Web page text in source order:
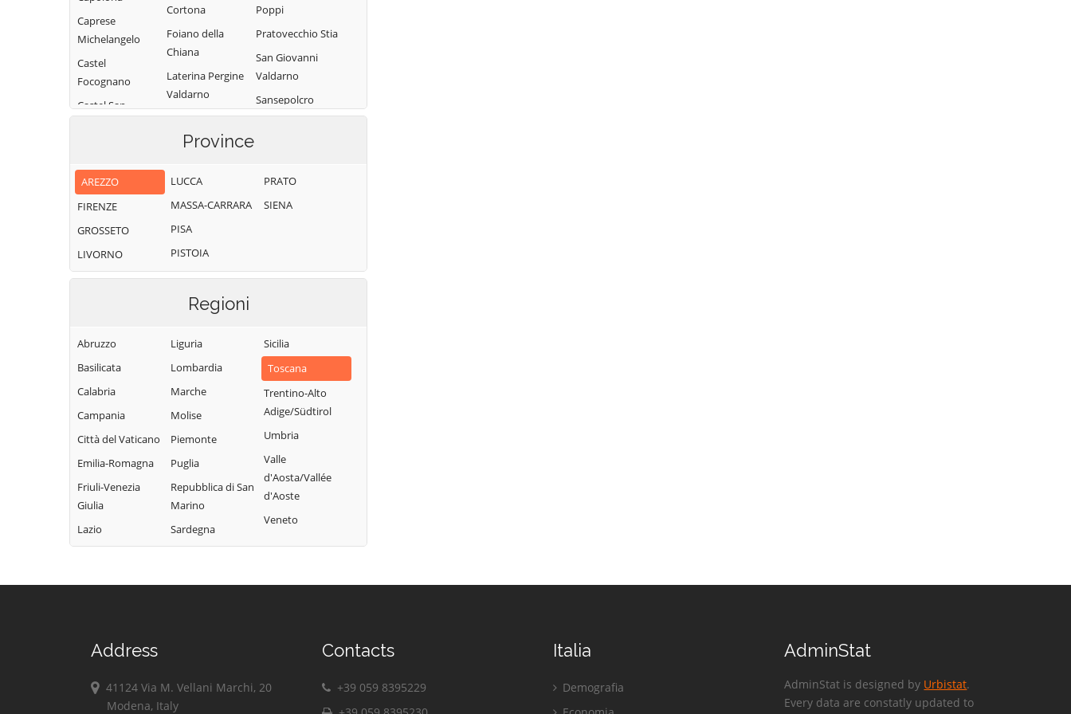
Caprese
Michelangelo
Castel
Focognano
Castel San
Castiglion
Fibocchi
Castiglion
Fiorentino
Cortona
Foiano della
Chiana
Laterina Pergine
Valdarno
Loro Ciuffenna
Lucignano
Chiana
Monte San
Savino
Montemignaio
Poppi
Pratovecchio Stia
San Giovanni
Valdarno
Sansepolcro
Bracciolini
Province
AREZZO
FIRENZE
GROSSETO
LIVORNO
LUCCA
MASSA-CARRARA
PISA
PISTOIA
PRATO
SIENA
Regioni
Abruzzo
Basilicata
Calabria
Campania
Città del Vaticano
Emilia-Romagna
Friuli-Venezia
Giulia
Lazio
Liguria
Lombardia
Marche
Molise
Piemonte
Puglia
Repubblica di San
Marino
Sardegna
Sicilia
Toscana
Trentino-Alto
Adige/Südtirol
Umbria
Valle
d'Aosta/Vallée
d'Aoste
Veneto
Address
41124 Via M. Vellani Marchi, 20
Modena, Italy
Contacts
+39 059 8395229
Italia
Demografia
AdminStat
AdminStat is designed by Urbistat.
Every data are constatly updated to